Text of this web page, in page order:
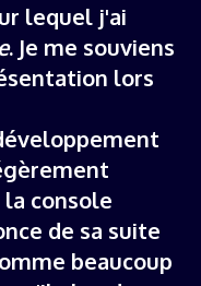
lequel j'ai
. Je me souviens
lors
console
de sa suite
beaucoup